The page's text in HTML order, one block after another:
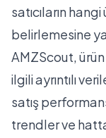
satıcıların
belirlemesine
AMZScout, ürün
ilgili ayrıntılı
satış
trendler ve